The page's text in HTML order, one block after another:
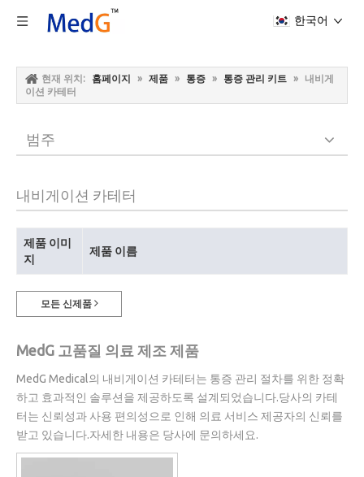
한국어
현재 위치: 홈페이지 » 제품 » 통증 » 통증 관리 키트 »
내비게
이션 카테터
범주
내비게이션 카테터
제품 이미
지
제품 이름
모든 신제품
MedG 고품질 의료 제조 제품
MedG Medical의 내비게이션 카테터는 통증 관리 절차를 위한 정확
하고 효과적인 솔루션을 제공하도록 설계되었습니다.당사의 카테
터는 신뢰성과 사용 편의성으로 인해 의료 서비스 제공자의 신뢰를
받고 있습니다.자세한 내용은 당사에 문의하세요.